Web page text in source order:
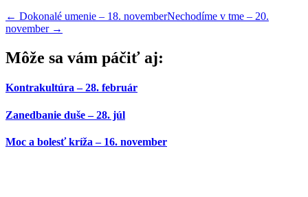
← Dokonalé umenie – 18. novemberNechodíme v tme – 20.
november →
Môže sa vám páčiť aj:
Kontrakultúra – 28. február
Zanedbanie duše – 28. júl
Moc a bolesť kríža – 16. november